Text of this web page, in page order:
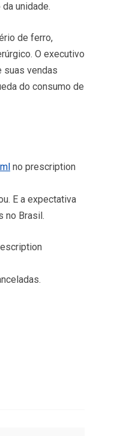
unidade.
de ferro,
O executivo
suas vendas
do consumo de
no prescription
E a expectativa
no Brasil.